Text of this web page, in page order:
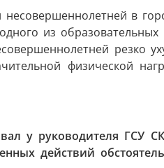
в
из
резко
физической
у руководителя ГСУ
действий